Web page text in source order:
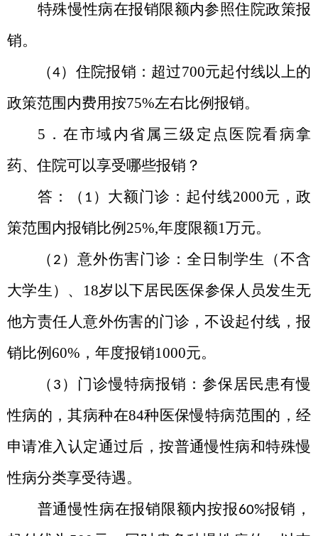
特殊慢性病在报销限额内参照住院政策报
销。
（4）住院报销：超过700元起付线以上的
政策范围内费用按75%左右比例报销。
5．在市域内省属三级定点医院看病拿
药、住院可以享受哪些报销？
答：（ 1 ）大额门诊：起付线2000元，政
策范围内报销比例 25%,年度限额1万元。
（ 2 ）意外伤害门诊：全日制学生（不含
大学生）、 18岁以下居民医保参保人员发生无
他方责任人意外伤害的门诊，不设起付线，报
销比例 60% ，年度报销1000元。
（ 3 ）门诊慢特病报销：参保居民患有慢
性病的，其病种在84种医保慢特病范围的，经
申请准入认定通过后，按普通慢性病和特殊慢
性病分类享受待遇。
普通慢性病在报销限额内按报60%报销，